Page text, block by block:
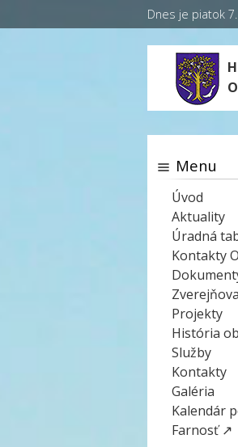
Dnes je piatok
Menu
Úvod
Aktuality
Úradná
Kontakty
Projekty
História
Služby
Kontakty
Galéria
Kalendár
Farnosť ↗